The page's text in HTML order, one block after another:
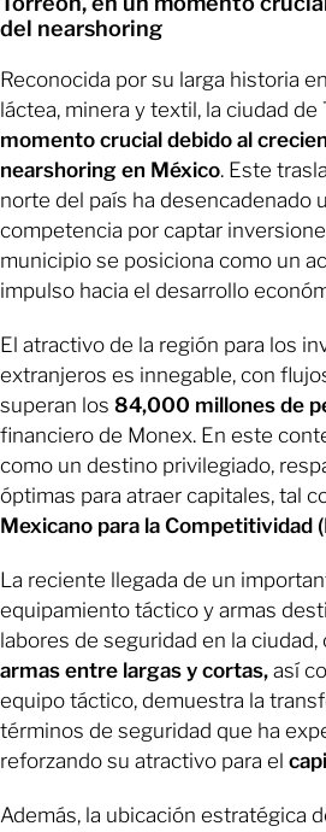
del nearshoring
Reconocida por su larga historia
láctea, minera y textil, la ciudad de
momento crucial debido al
nearshoring en México. Este
norte del país ha desencadenado
competencia por captar
municipio se posiciona como un
impulso hacia el desarrollo
El atractivo de la región para los
extranjeros es innegable, con
superan los 84,000 millones de
financiero de Monex. En este
como un destino privilegiado,
óptimas para atraer capitales, tal
Mexicano para la Competitividad
La reciente llegada de un
equipamiento táctico y armas
labores de seguridad en la ciudad,
armas entre largas y cortas, así
equipo táctico, demuestra la
términos de seguridad que ha
reforzando su atractivo para el
Además, la ubicación estratégica